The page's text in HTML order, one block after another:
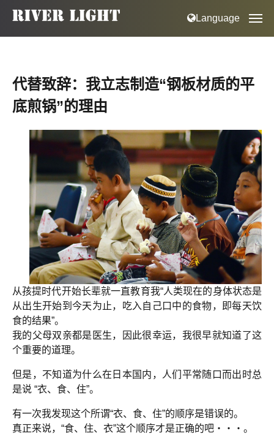
Language
代替致辞：我立志制造“钢板材质的平
底煎锅”的理由
从孩提时代开始长辈就一直教育我“人类现在的身体状态是
从出生开始到今天为止，吃入自己口中的食物，即每天饮
食的结果”。
我的父母双亲都是医生，因此很幸运，我很早就知道了这
个重要的道理。
但是，不知道为什么在日本国内，人们平常随口而出时总
是说 “衣、食、住”。
有一次我发现这个所谓“衣、食、住”的顺序是错误的。
真正来说，“食、住、衣”这个顺序才是正确的吧・・・。